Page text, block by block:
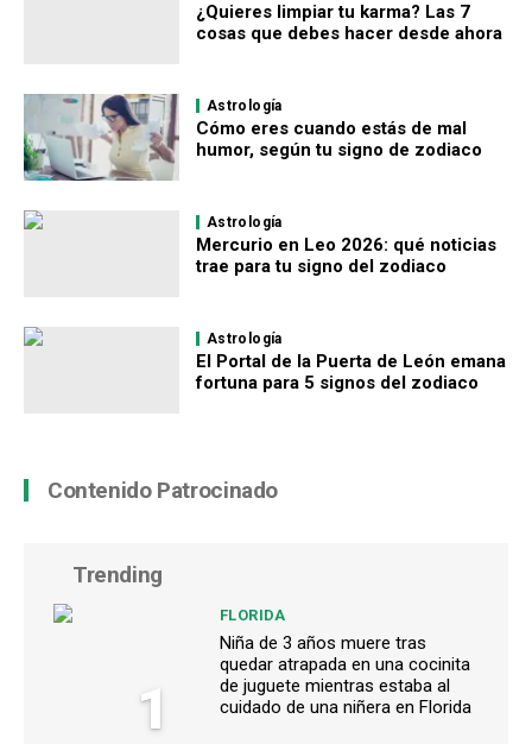
¿Quieres limpiar tu karma? Las 7
cosas que debes hacer desde ahora
Astrología
Cómo eres cuando estás de mal
humor, según tu signo de zodiaco
Astrología
Mercurio en Leo 2026: qué noticias
trae para tu signo del zodiaco
Astrología
El Portal de la Puerta de León emana
fortuna para 5 signos del zodiaco
Contenido Patrocinado
Trending
1
FLORIDA
Niña de 3 años muere tras
quedar atrapada en una cocinita
de juguete mientras estaba al
cuidado de una niñera en Florida